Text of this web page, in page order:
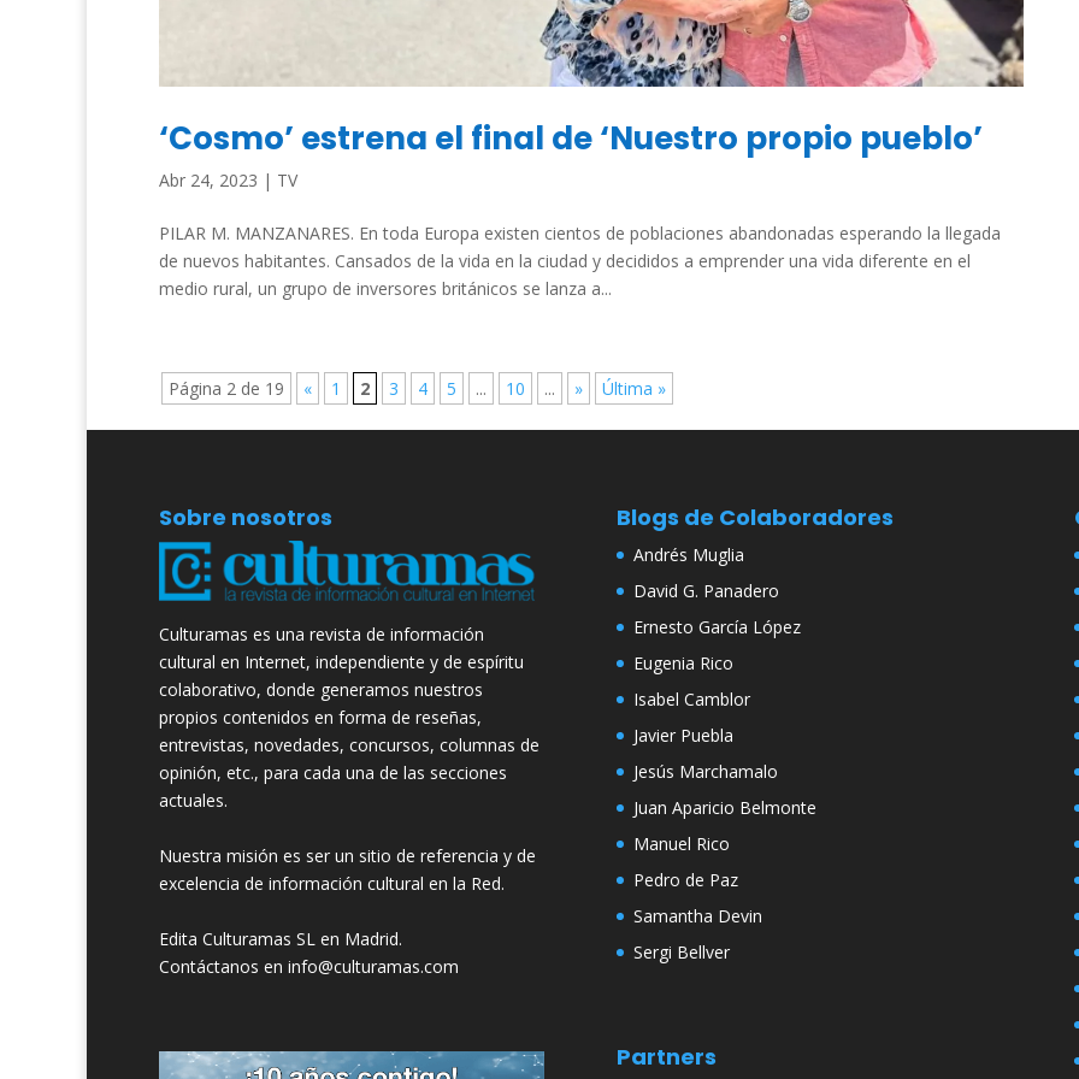
‘Cosmo’ estrena el final de ‘Nuestro propio pueblo’
Abr 24, 2023 | TV
PILAR M. MANZANARES. En toda Europa existen cientos de poblaciones abandonadas esperando la llegada
de nuevos habitantes. Cansados de la vida en la ciudad y decididos a emprender una vida diferente en el
medio rural, un grupo de inversores británicos se lanza a...
Página 2 de 19 « 1 2 3 4 5 ... 10 ... » Última »
Sobre nosotros
Culturamas es una revista de información
cultural en Internet, independiente y de espíritu
colaborativo, donde generamos nuestros
propios contenidos en forma de reseñas,
entrevistas, novedades, concursos, columnas de
opinión, etc., para cada una de las secciones
actuales.
Nuestra misión es ser un sitio de referencia y de
excelencia de información cultural en la Red.
Edita Culturamas SL en Madrid.
Contáctanos en info@culturamas.com
Blogs de Colaboradores
Andrés Muglia
David G. Panadero
Ernesto García López
Eugenia Rico
Isabel Camblor
Javier Puebla
Jesús Marchamalo
Juan Aparicio Belmonte
Manuel Rico
Pedro de Paz
Samantha Devin
Sergi Bellver
Partners